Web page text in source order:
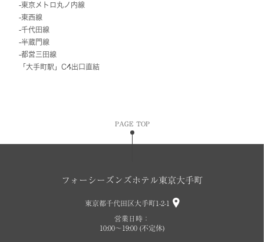
-東京メトロ丸ノ内線
-東西線
-千代田線
-半蔵門線
-都営三田線
「大手町駅」C4出口直結
PAGE TOP
フォーシーズンズホテル東京大手町
東京都千代田区大手町1-2-1
営業日時：
10:00～19:00 (不定休)